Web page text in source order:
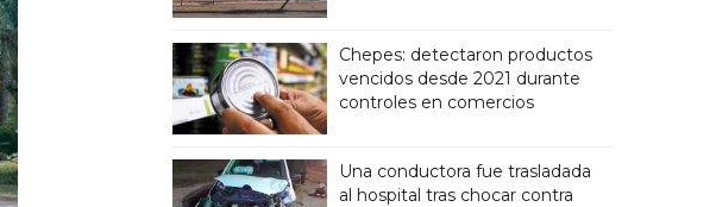
Chepes: detectaron productos
vencidos desde 2021 durante
controles en comercios
Una conductora fue trasladada
al hospital tras chocar contra